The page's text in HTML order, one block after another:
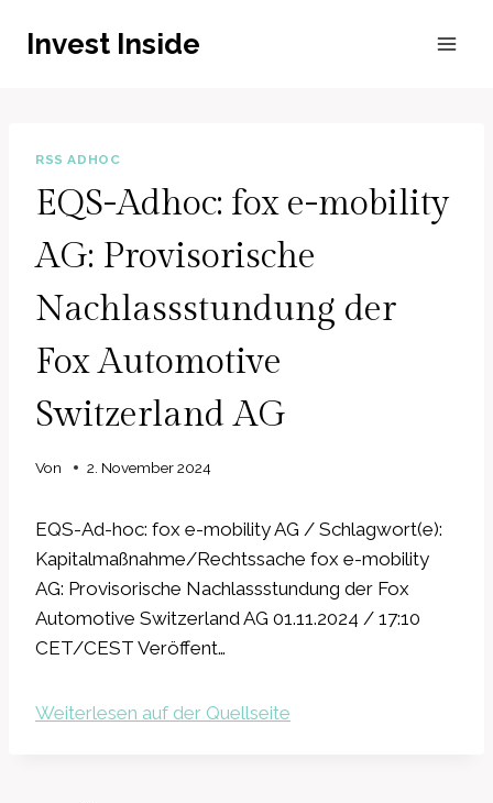
InhaltInvest Inside
RSS ADHOC
EQS-Adhoc: fox e-mobility
AG: Provisorische
Nachlassstundung der
Fox Automotive
Switzerland AG
Von 2. November 2024
EQS-Ad-hoc: fox e-mobility AG / Schlagwort(e):
Kapitalmaßnahme/Rechtssache fox e-mobility
AG: Provisorische Nachlassstundung der Fox
Automotive Switzerland AG 01.11.2024 / 17:10
CET/CEST Veröffent…
Weiterlesen auf der Quellseite